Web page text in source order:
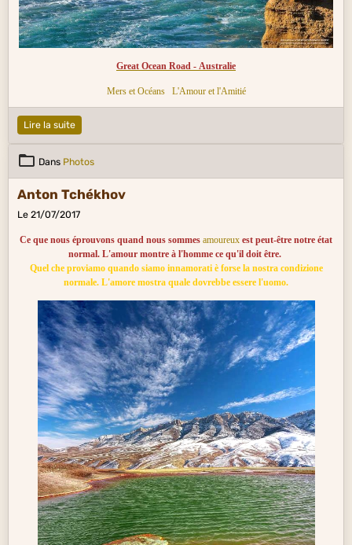
Great Ocean Road - Australie
Mers et Océans L'Amour et l'Amitié
Lire la suite
Dans Photos
Anton Tchékhov
Le 21/07/2017
Ce que nous éprouvons quand nous sommes amoureux est peut-être notre état
normal. L'amour montre à l'homme ce qu'il doit être.
Quel che proviamo quando siamo innamorati è forse la nostra condizione
normale. L'amore mostra quale dovrebbe essere l'uomo.